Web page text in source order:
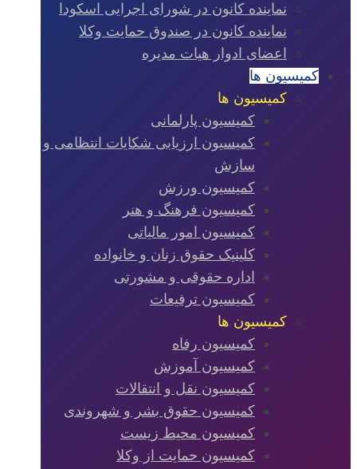
نماینده کانون در شورای اجرایی اسکودا
نماینده کانون در صندوق حمایت وکلا
اعضای ادوار هیات مدیره
کمیسیون ها
کمیسیون ها
کمیسیون پارلمانی
کمیسیون ارزیابی شکایات انتظامی و
سازش
کمیسیون ورزش
کمیسیون فرهنگ و هنر
کمیسیون امور مالیاتی
کلینیک حقوق زنان و خانواده
اداره حقوقی و مشورتی
کمیسیون ترفیعات
کمیسیون ها
کمیسیون رفاه
کمیسیون آموزش
کمیسیون نقل و انتقالات
کمیسیون حقوق بشر و شهروندی
کمیسیون محیط زیست
کمیسیون حمایت از وکلا